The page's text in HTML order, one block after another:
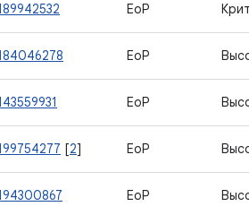
EoP
EoP
EoP
[2] EoP
EoP